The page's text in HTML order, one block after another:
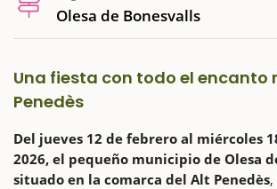
Olesa de Bonesvalls
Una fiesta con todo el encanto
Penedès
Del jueves 12 de febrero al miércoles
2026, el pequeño municipio de Olesa
situado en la comarca del Alt Penedès